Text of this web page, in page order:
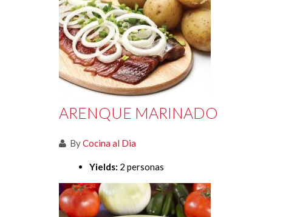
ARENQUE MARINADO
ByCocina al Dia
Yields: 2 personas